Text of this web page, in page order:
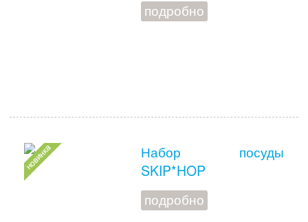
подробно
Набор посуды
SKIP*HOP
подробно